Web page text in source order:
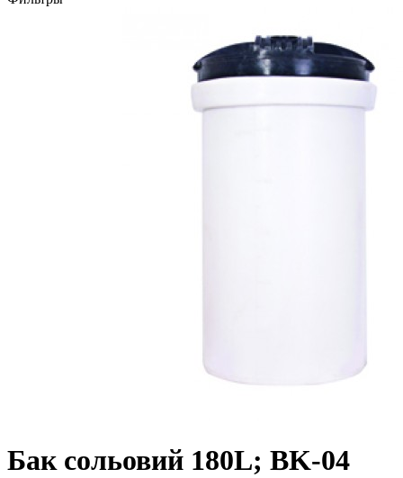
Бак сольовий 180L; BK-04